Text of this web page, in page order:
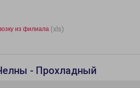
из филиала (xls)
- Прохладный